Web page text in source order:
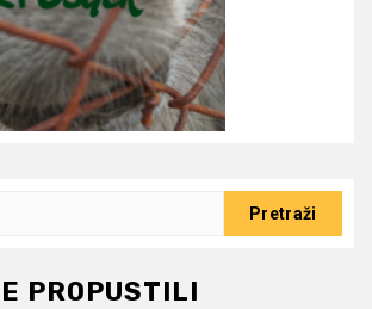
PROPUSTILI